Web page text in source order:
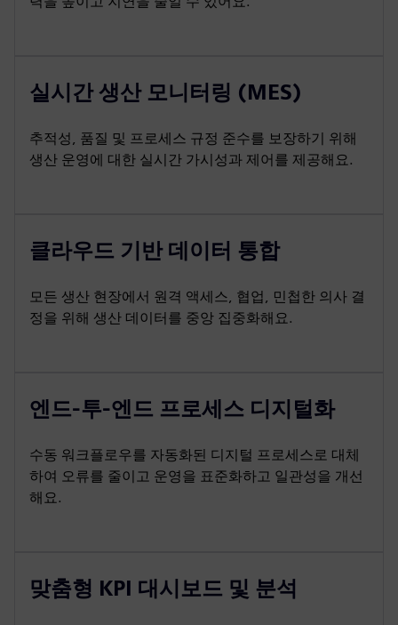
실시간 생산 모니터링 (MES)
추적성, 품질 및 프로세스 규정 준수를 보장하기 위해
생산 운영에 대한 실시간 가시성과 제어를 제공해요.
클라우드 기반 데이터 통합
모든 생산 현장에서 원격 액세스, 협업, 민첩한 의사 결
정을 위해 생산 데이터를 중앙 집중화해요.
엔드-투-엔드 프로세스 디지털화
수동 워크플로우를 자동화된 디지털 프로세스로 대체
하여 오류를 줄이고 운영을 표준화하고 일관성을 개선
해요.
맞춤형 KPI 대시보드 및 분석